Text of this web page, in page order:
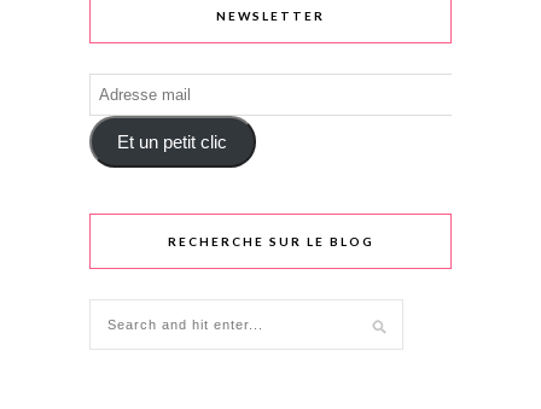
NEWSLETTER
Adresse
mail
Et un petit clic
RECHERCHE SUR LE BLOG